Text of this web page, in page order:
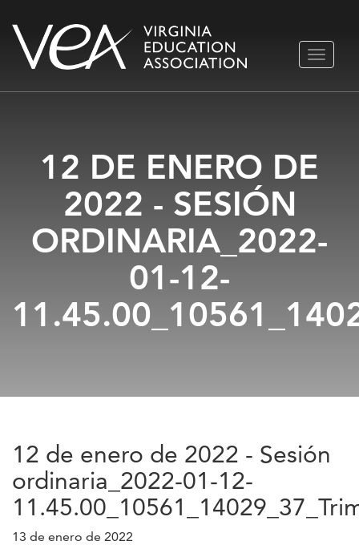
Ir
12 DE ENERO DE
2022 - SESIÓN
ORDINARIA_2022-
01-12-
12 de enero de 2022 - Sesión
ordinaria_2022-01-12-
13 de enero de 2022